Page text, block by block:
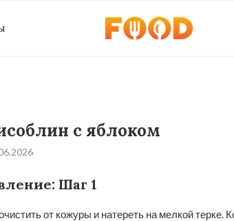
с яблоком
Шаг 1
от кожуры и натереть на мелкой терке.